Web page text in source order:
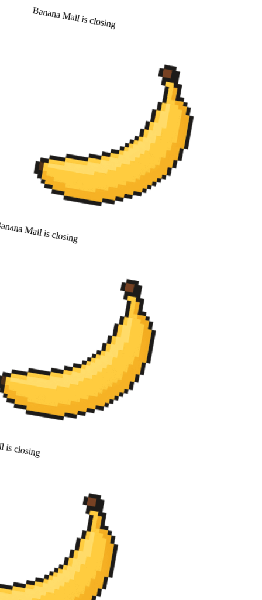
Banana Mall is closing
Mall is closing
closing